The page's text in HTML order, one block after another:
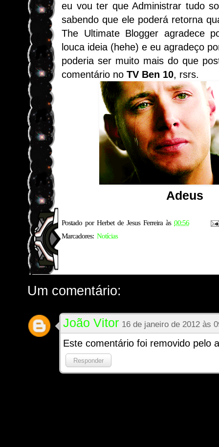
eu vou ter que Administrar tudo
sabendo que ele poderá retorna
The Ultimate Blogger agradece
louca ideia (hehe) e eu agradeço
poderia ser muito mais do que
comentário no TV Ben 10, rsrs.
Adeus
Postado por Herbet de Jesus Ferreira às 00:56
Marcadores: Notícias
Um comentário:
João Vitor 16 de janeiro de 2012 às
Este comentário foi removido pelo
Responder